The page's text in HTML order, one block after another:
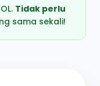
Tidak perlu
sama sekali!